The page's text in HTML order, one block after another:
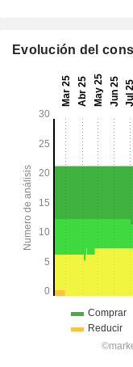
Evolución del